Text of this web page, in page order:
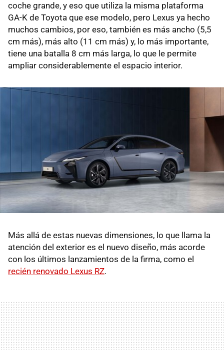
coche grande, y eso que utiliza la misma plataforma
GA-K de Toyota que ese modelo, pero Lexus ya hecho
muchos cambios, por eso, también es más ancho (5,5
cm más), más alto (11 cm más) y, lo más importante,
tiene una batalla 8 cm más larga, lo que le permite
ampliar considerablemente el espacio interior.
Más allá de estas nuevas dimensiones, lo que llama la
atención del exterior es el nuevo diseño, más acorde
con los últimos lanzamientos de la firma, como el
recién renovado Lexus RZ.